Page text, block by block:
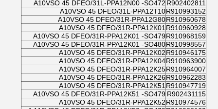
R902402811
A10VSO 45 DFEO/31L-PPA12N00 -SO472
R910993152
A10VSO 45 DFEO/31L-PPA12T10
R910960678
A10VSO 45 DFEO/31R-PPA12G80
R910960928
A10VSO 45 DFEO/31R-PPA12K01
R910968159
A10VSO 45 DFEO/31R-PPA12K01 -SO479
R910998557
A10VSO 45 DFEO/31R-PPA12K01 -SO480
R910946175
A10VSO 45 DFEO/31R-PPA12K02
R910963900
A10VSO 45 DFEO/31R-PPA12K04
R910964007
A10VSO 45 DFEO/31R-PPA12K25
R910962283
A10VSO 45 DFEO/31R-PPA12K26
R910947719
A10VSO 45 DFEO/31R-PPA12K51
R902431115
A10VSO 45 DFEO/31R-PPA12K51 -SO479
R910974576
A10VSO 45 DFEO/31R-PPA12K52